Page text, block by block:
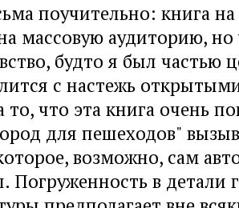
поучительно: книга
массовую аудиторию,
будто я был частью
с настежь
что эта книга очень
для пешеходов"
возможно, сам
Погруженность в детали